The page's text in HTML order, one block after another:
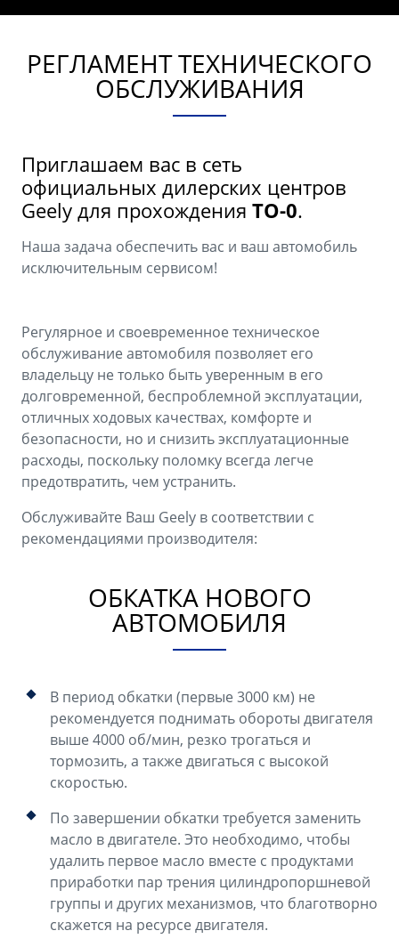
OKAVANGO
от 3 429 990 ₽*
MONJARO
от 4 349 990 ₽*
PREFACE
от 3 079 990 ₽*
GEELY EX5
от 3 769 990 ₽*
ФИНАНСЫ И УСЛУГИ
Расчет КАСКО
Страхование
GEELY Лизинг
Гарантия Geely
Сервисная книжка
Вопросы и ответы
РЕГЛАМЕНТ ТЕХНИЧЕСКОГО
ОБСЛУЖИВАНИЯ
Приглашаем вас в сеть
официальных дилерских центров
Geely для прохождения ТО-0.
Наша задача обеспечить вас и ваш автомобиль
исключительным сервисом!
Регулярное и своевременное техническое
обслуживание автомобиля позволяет его
владельцу не только быть уверенным в его
долговременной, беспроблемной эксплуатации,
отличных ходовых качествах, комфорте и
безопасности, но и снизить эксплуатационные
расходы, поскольку поломку всегда легче
предотвратить, чем устранить.
Обслуживайте Ваш Geely в соответствии с
рекомендациями производителя:
ОБКАТКА НОВОГО
АВТОМОБИЛЯ
В период обкатки (первые 3000 км) не
рекомендуется поднимать обороты двигателя
выше 4000 об/мин, резко трогаться и
тормозить, а также двигаться с высокой
скоростью.
По завершении обкатки требуется заменить
масло в двигателе. Это необходимо, чтобы
удалить первое масло вместе с продуктами
приработки пар трения цилиндропоршневой
группы и других механизмов, что благотворно
скажется на ресурсе двигателя.